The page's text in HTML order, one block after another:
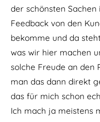
der schönsten
Feedback von den
bekomme und da
was wir hier machen
solche Freude an den
man das dann direkt
das für mich schon
Ich mach ja meistens